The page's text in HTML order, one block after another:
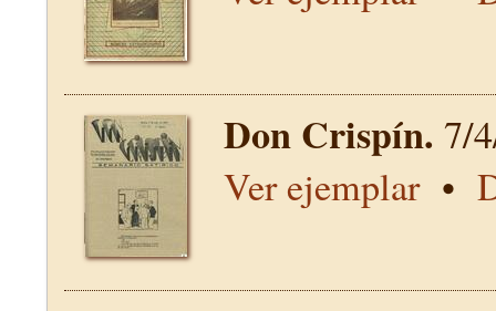
Don Crispín. 7/
Ver ejemplar•